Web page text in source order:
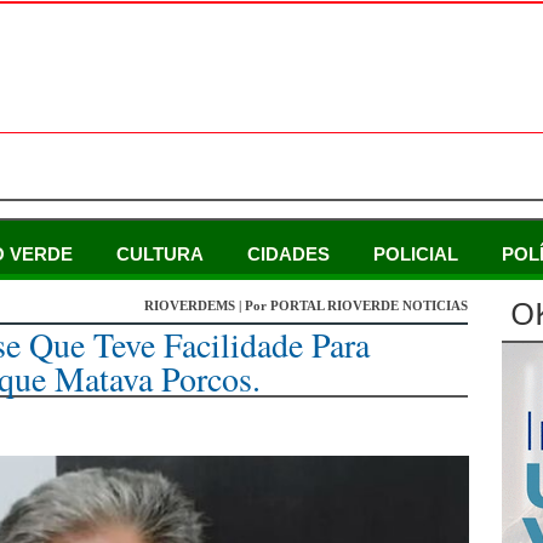
VERDE CULTURA CIDADES POLICIAL
RIOVERDEMS | Por PORTAL RIOVERDE NOTICIAS
Que Teve Facilidade Para
Matava Porcos.